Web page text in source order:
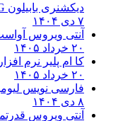
دیکشنری بابیلون NG - فرهنگ لغت کامپیوتر
۷ دی ۱۴۰۴
آنتی ویروس
۲۰ خرداد ۱۴۰۵
کا ام پلیر نرم
۲۰ خرداد ۱۴۰۵
فارسی نویس
۸ دی ۱۴۰۴
آنتی ویروس